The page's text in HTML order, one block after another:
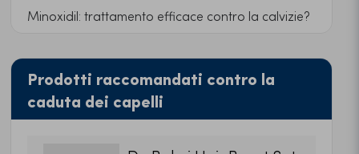
Minoxidil: trattamento efficace contro la calvizie?
Prodotti raccomandati contro la
caduta dei capelli